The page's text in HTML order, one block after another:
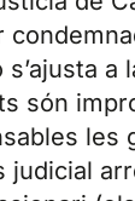
són
les